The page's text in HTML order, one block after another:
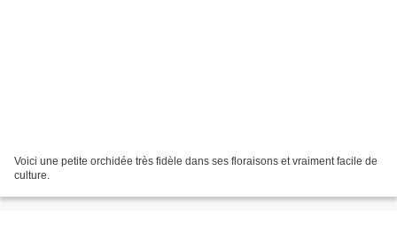
Voici une petite orchidée très fidèle dans ses floraisons et vraiment facile de
culture.